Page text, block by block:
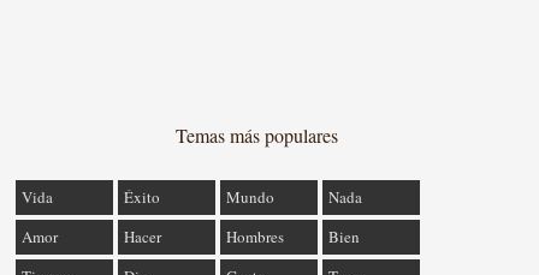
Temas más populares
Vida Éxito Mundo
Nada
Amor
Hacer Hombres
Bien